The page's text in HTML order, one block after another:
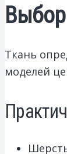
Ткань
моделей